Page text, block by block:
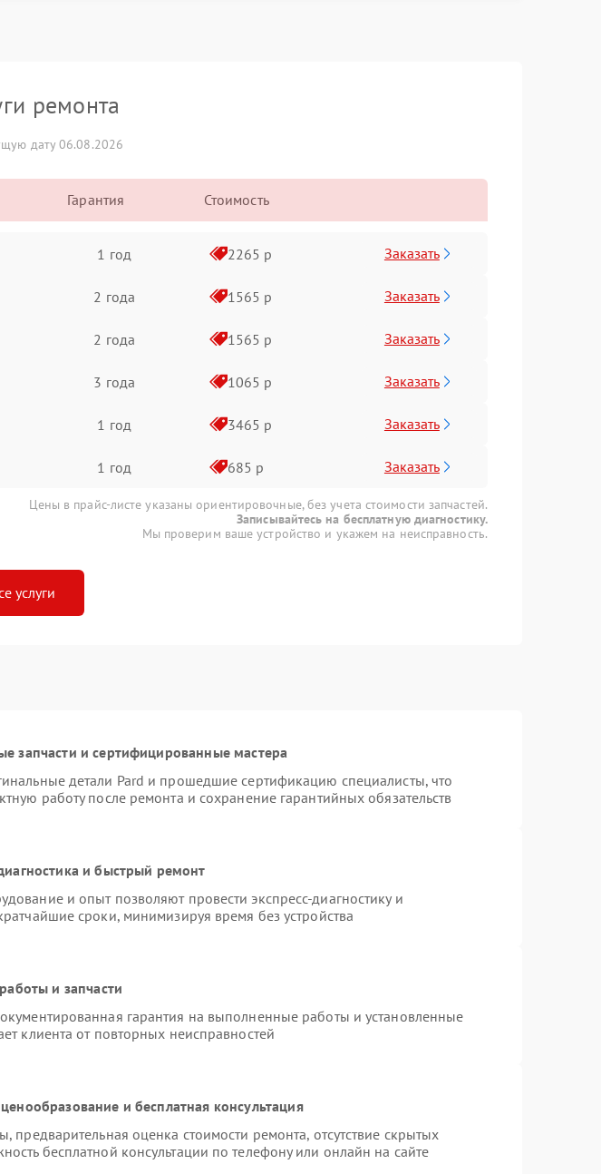
ремонта
дату 06.08.2026
Гарантия Стоимость
1 год 2265 р Заказать
2 года 1565 р Заказать
2 года 1565 р Заказать
3 года 1065 р Заказать
1 год 3465 р Заказать
1 год 685 р Заказать
Цены в прайс-листе указаны ориентировочные, без учета стоимости запчастей.
Записывайтесь на бесплатную диагностику.
Мы проверим ваше устройство и укажем на неисправность.
услуги
запчасти и сертифицированные мастера
детали Pard и прошедшие сертификацию специалисты, что
работу после ремонта и сохранение гарантийных обязательств
и быстрый ремонт
и опыт позволяют провести экспресс-диагностику и
сроки, минимизируя время без устройства
и запчасти
гарантия на выполненные работы и установленные
клиента от повторных неисправностей
и бесплатная консультация
предварительная оценка стоимости ремонта, отсутствие скрытых
бесплатной консультации по телефону или онлайн на сайте